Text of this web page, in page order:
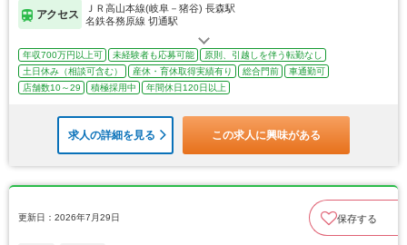
アクセス
ＪＲ高山本線(岐阜－猪谷) 長森駅
名鉄各務原線 切通駅
年収700万円以上可 未経験者も応募可能
原則、引越しを伴う転勤なし
土日休み（相談可含む）
産休・育休取得実績有り 総合門前
車通勤可
店舗数10～29
積極採用中 年間休日120日以上
求人の詳細を見る この求人に興味がある
更新日：2026年7月29日 保存する